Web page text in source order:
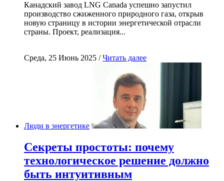
Канадский завод LNG Canada успешно запустил
производство сжиженного природного газа, открыв
новую страницу в истории энергетической отрасли
страны. Проект, реализация...
Среда, 25 Июнь 2025 /Читать далее
Люди в энергетике
Секреты простоты: почему
технологическое решение должно
быть интуитивным